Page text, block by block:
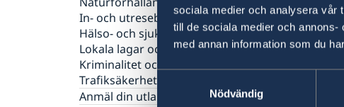
sociala medier och analysera vår
till de sociala medier och
med annan information som du
Samtyckesval
Nödvändig
Förlust av pass
Förnyelse av pass för vuxna
Förnyelse av pass för barn under 18 år
Ansökan om pass för barn under 18 år
Provisoriskt pass
Nationellt id-kort
Samordningsnummer
Hjälp kring medborgarskap
Om svenskt medborgarskap
Gifta sig utomlands
Avgifter
In- och utresebestämmelser
Hälso- och sjukvård
Lokala lagar och sedvänjor
Kriminalitet och personlig säkerhet
Trafiksäkerhet
Anmäl din utlandsvistelse